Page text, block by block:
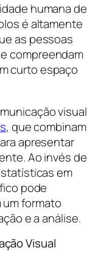
humana de
é altamente
as pessoas
compreendam
curto espaço
visual
, que combinam
apresentar
Ao invés de
em
pode
formato
e a análise.
Visual